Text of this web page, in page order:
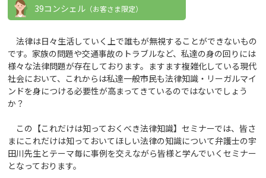
39コンシェル （お客さま限定）
法律は日々生活していく上で誰もが無視することができないもの
です。家族の問題や交通事故のトラブルなど、私達の身の回りには
様々な法律問題が存在しております。ますます複雑化している現代
社会において、これからは私達一般市民も法律知識・リーガルマイ
ンドを身につける必要性が高まってきているのではないでしょう
か？
この【これだけは知っておくべき法律知識】セミナーでは、皆さ
まにこれだけは知っておいてほしい法律の知識について弁護士の宇
田川先生とテーマ毎に事例を交えながら皆様と学んでいくセミナー
となっております。